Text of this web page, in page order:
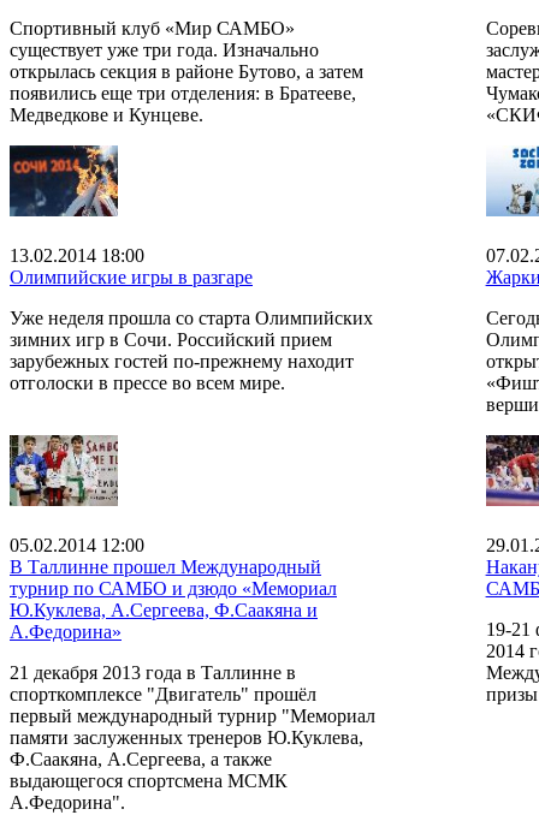
Спортивный клуб «Мир САМБО»
существует уже три года. Изначально
открылась секция в районе Бутово, а затем
появились еще три отделения: в Братееве,
Медведкове и Кунцеве.
13.02.2014 18:00
Олимпийские игры в разгаре
Уже неделя прошла со старта Олимпийских
зимних игр в Сочи. Российский прием
зарубежных гостей по-прежнему находит
отголоски в прессе во всем мире.
05.02.2014 12:00
В Таллинне прошел Международный
турнир по САМБО и дзюдо «Мемориал
Ю.Куклева, А.Сергеева, Ф.Саакяна и
А.Федорина»
21 декабря 2013 года в Таллинне в
спорткомплексе "Двигатель" прошёл
первый международный турнир "Мемориал
памяти заслуженных тренеров Ю.Куклева,
Ф.Саакяна, А.Сергеева, а также
выдающегося спортсмена МСМК
А.Федорина".
19-21
2014
призы